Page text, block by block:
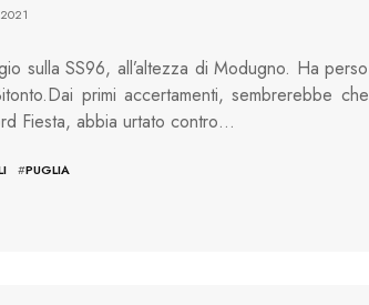
sulla SS96, all’altezza di Modugno. Ha perso
primi accertamenti, sembrerebbe che
Fiesta, abbia urtato contro…
#PUGLIA